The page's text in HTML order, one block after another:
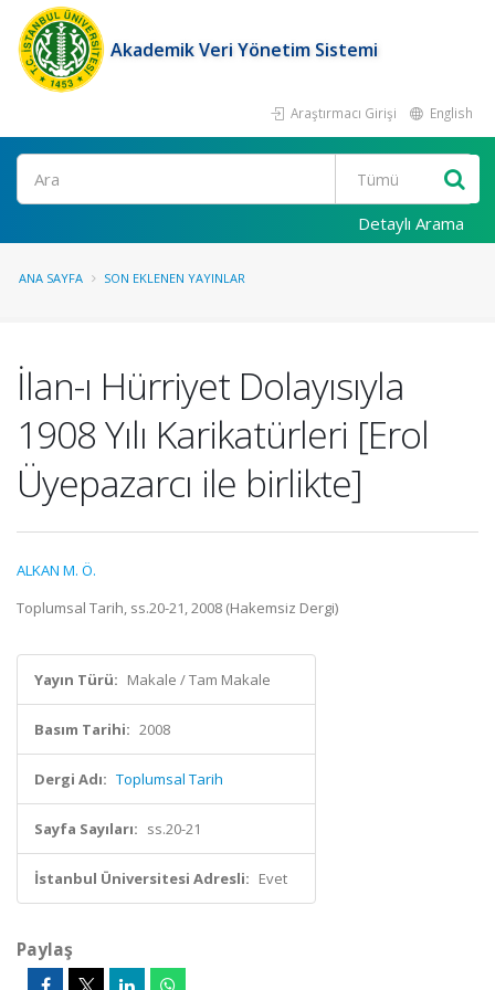
Akademik Veri Yönetim Sistemi
Araştırmacı Girişi English
Ara
Detaylı Arama
ANA SAYFA SON EKLENEN YAYINLAR
İlan-ı Hürriyet Dolayısıyla
1908 Yılı Karikatürleri [Erol
Üyepazarcı ile birlikte]
ALKAN M. Ö.
Toplumsal Tarih, ss.20-21, 2008 (Hakemsiz Dergi)
Yayın Türü: Makale / Tam Makale
Basım Tarihi: 2008
Dergi Adı: Toplumsal Tarih
Sayfa Sayıları: ss.20-21
İstanbul Üniversitesi Adresli: Evet
Paylaş